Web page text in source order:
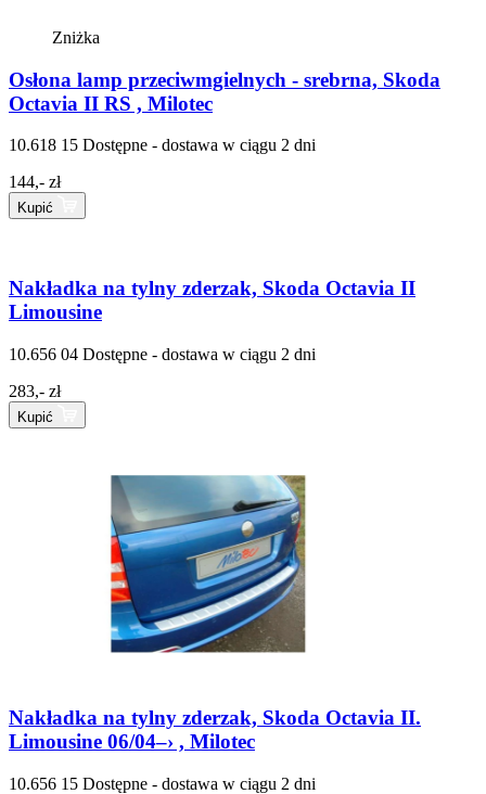
Zniżka
Osłona lamp przeciwmgielnych - srebrna, Skoda
Octavia II RS , Milotec
10.618 15 Dostępne - dostawa w ciągu 2 dni
144,- zł
Kupić
Nakładka na tylny zderzak, Skoda Octavia II
Limousine
10.656 04 Dostępne - dostawa w ciągu 2 dni
283,- zł
Kupić
Nakładka na tylny zderzak, Skoda Octavia II.
Limousine 06/04–› , Milotec
10.656 15 Dostępne - dostawa w ciągu 2 dni